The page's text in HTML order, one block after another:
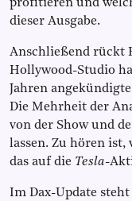
profitieren und
dieser Ausgabe.
Anschließend rückt
Hollywood-Studio
Jahren
Die Mehrheit der
von der Show und
lassen. Zu hören ist,
das auf die Tesla-
Im Dax-Update